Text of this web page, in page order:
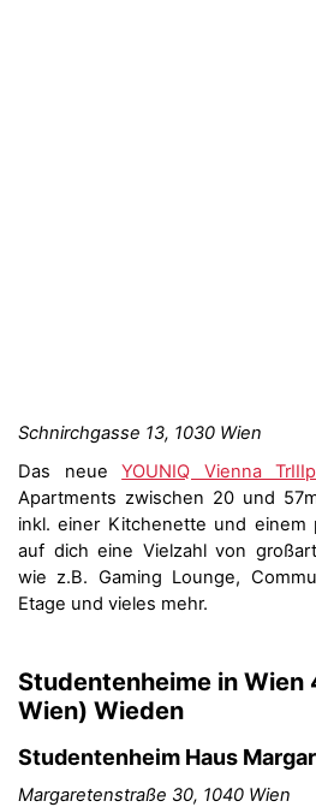
Schnirchgasse 13, 1030 Wien
Das neueYOUNIQ Vienna
Apartments zwischen 20 und
inkl. einer Kitchenette und einem
auf dich eine Vielzahl von
wie z.B. Gaming Lounge,
Etage und vieles mehr.
Studentenheime in Wien
Wien) Wieden
Studentenheim Haus
Margaretenstraße 30, 1040 Wien